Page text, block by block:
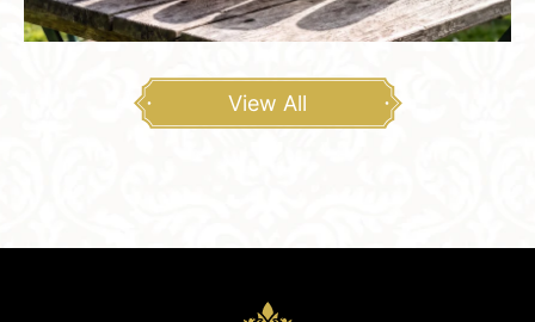
View All